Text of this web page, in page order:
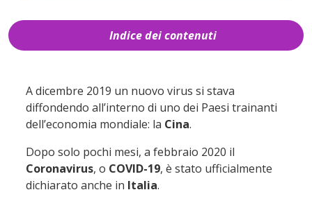
Indice dei contenuti
mondo dell’e-commerce
Ecco come mantenere alte le vendite in
tempo di Coronavirus
situazione
2.2 2. Mantieni dei buoni rapporti con i
tuoi fornitori
A dicembre 2019 un nuovo virus si stava
diffondendo all’interno di uno dei Paesi trainanti
dell’economia mondiale: la Cina.
Dopo solo pochi mesi, a febbraio 2020 il
Coronavirus, o COVID-19, è stato ufficialmente
dichiarato anche in Italia.